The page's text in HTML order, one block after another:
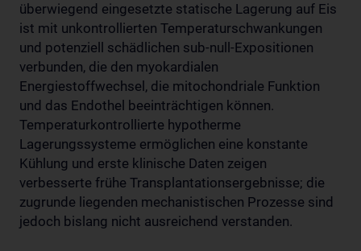
überwiegend eingesetzte statische Lagerung auf Eis
ist mit unkontrollierten Temperaturschwankungen
und potenziell schädlichen sub-null-Expositionen
verbunden, die den myokardialen
Energiestoffwechsel, die mitochondriale Funktion
und das Endothel beeinträchtigen können.
Temperaturkontrollierte hypotherme
Lagerungssysteme ermöglichen eine konstante
Kühlung und erste klinische Daten zeigen
verbesserte frühe Transplantationsergebnisse; die
zugrunde liegenden mechanistischen Prozesse sind
jedoch bislang nicht ausreichend verstanden.